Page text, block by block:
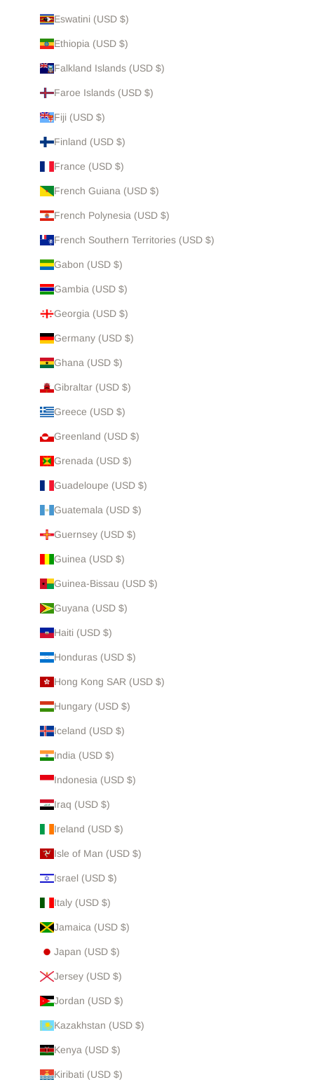
Eswatini (USD $)
Ethiopia (USD $)
Falkland Islands (USD $)
Faroe Islands (USD $)
Fiji (USD $)
Finland (USD $)
France (USD $)
French Guiana (USD $)
French Polynesia (USD $)
French Southern Territories (USD $)
Gabon (USD $)
Gambia (USD $)
Georgia (USD $)
Germany (USD $)
Ghana (USD $)
Gibraltar (USD $)
Greece (USD $)
Greenland (USD $)
Grenada (USD $)
Guadeloupe (USD $)
Guatemala (USD $)
Guernsey (USD $)
Guinea (USD $)
Guinea-Bissau (USD $)
Guyana (USD $)
Haiti (USD $)
Honduras (USD $)
Hong Kong SAR (USD $)
Hungary (USD $)
Iceland (USD $)
India (USD $)
Indonesia (USD $)
Iraq (USD $)
Ireland (USD $)
Isle of Man (USD $)
Israel (USD $)
Italy (USD $)
Jamaica (USD $)
Japan (USD $)
Jersey (USD $)
Jordan (USD $)
Kazakhstan (USD $)
Kenya (USD $)
Kiribati (USD $)